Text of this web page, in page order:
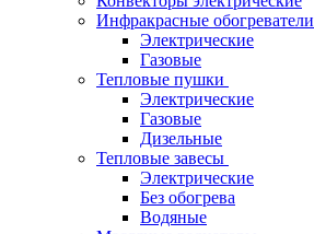
Инфракрасные обогреватели
Электрические
Газовые
Тепловые пушки
Электрические
Газовые
Дизельные
Тепловые завесы
Электрические
Без обогрева
Водяные